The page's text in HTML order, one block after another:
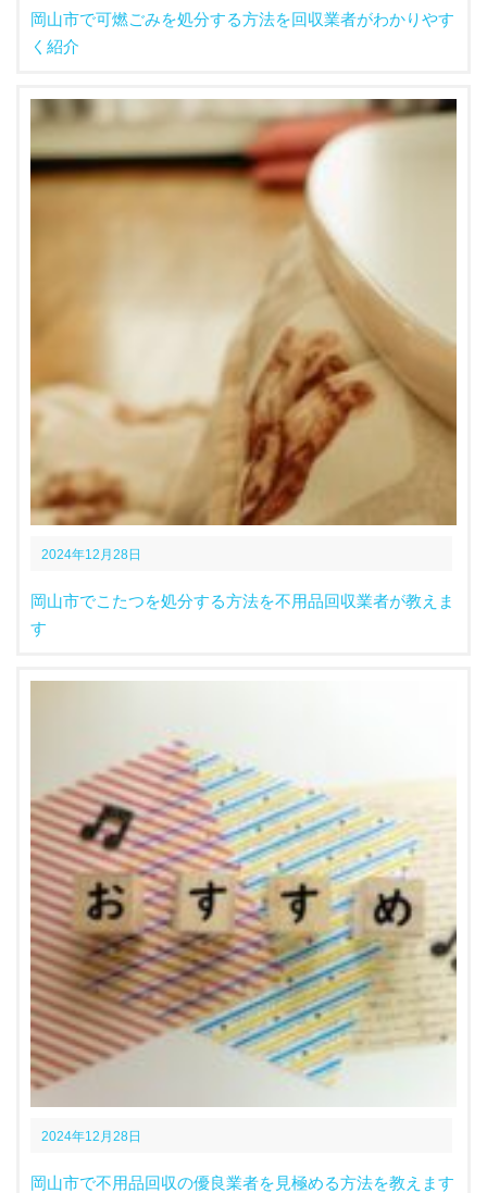
岡山市で可燃ごみを処分する方法を回収業者がわかりやす
く紹介
2024年12月28日
岡山市でこたつを処分する方法を不用品回収業者が教えま
す
2024年12月28日
岡山市で不用品回収の優良業者を見極める方法を教えます